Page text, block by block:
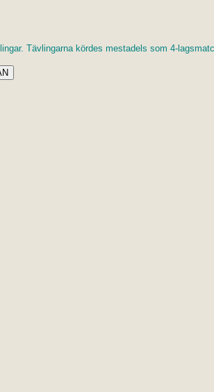
Tävlingarna kördes mestadels som 4-